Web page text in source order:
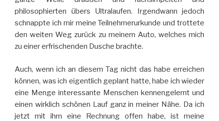
philosophierten übers Ultralaufen. Irgendwann jedoch
schnappte ich mir meine Teilnehmerurkunde und trottete
den weiten Weg zurück zu meinem Auto, welches mich
zu einer erfrischenden Dusche brachte.
Auch, wenn ich an diesem Tag nicht das habe erreichen
können, was ich eigentlich geplant hatte, habe ich wieder
eine Menge interessante Menschen kennengelernt und
einen wirklich schönen Lauf ganz in meiner Nähe. Da ich
jetzt mit ihm eine Rechnung offen habe, ist meine